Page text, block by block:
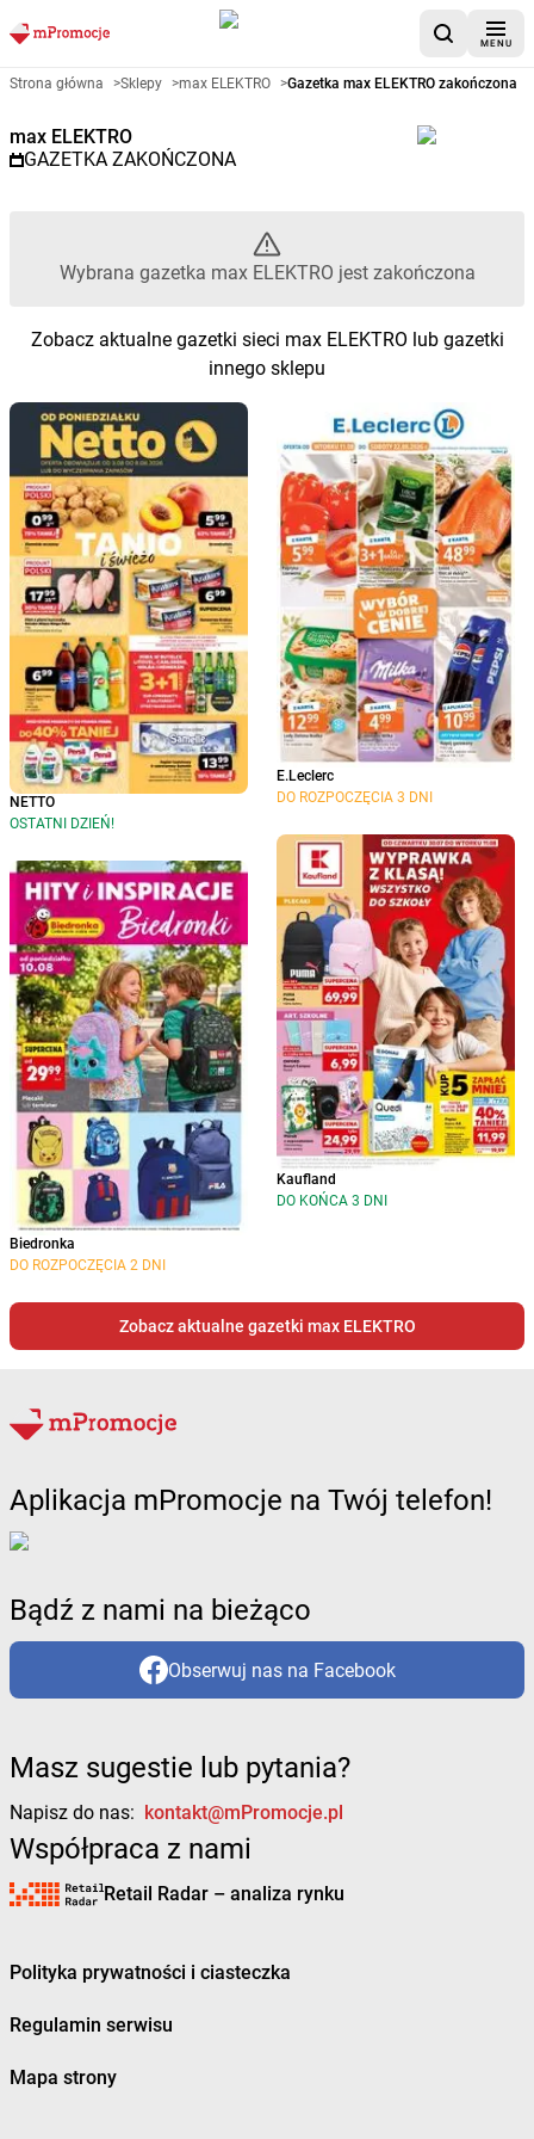
MENU
Gazetka promocyjna max
Strona główna >Sklepy >max ELEKTRO >Gazetka max ELEKTRO zakończona
max ELEKTRO
GAZETKA ZAKOŃCZONA
Wybrana gazetka max ELEKTRO jest zakończona
Zobacz aktualne gazetki sieci max ELEKTRO lub gazetki
innego sklepu
NETTO
OSTATNI DZIEŃ!
Biedronka
DO ROZPOCZĘCIA 2 DNI
E.Leclerc
DO ROZPOCZĘCIA 3 DNI
Kaufland
DO KOŃCA 3 DNI
Zobacz aktualne gazetki max ELEKTRO
Aplikacja mPromocje na Twój telefon!
Bądź z nami na bieżąco
Obserwuj nas na Facebook
Masz sugestie lub pytania?
Napisz do nas: kontakt@mPromocje.pl
Współpraca z nami
Retail Radar – analiza rynku
Polityka prywatności i ciasteczka
Regulamin serwisu
Mapa strony